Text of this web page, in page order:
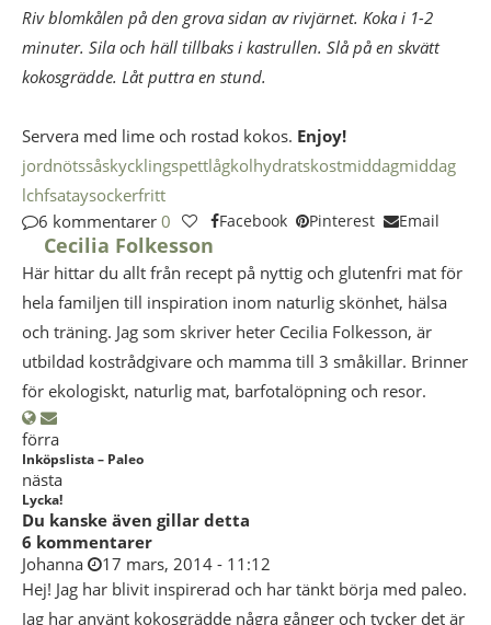
Riv blomkålen på den grova sidan av rivjärnet. Koka i 1-2
minuter. Sila och häll tillbaks i kastrullen. Slå på en skvätt
kokosgrädde. Låt puttra en stund.
Servera med lime och rostad kokos. Enjoy!
jordnötssåskycklingspettlågkolhydratskostmiddagmiddag
lchfsataysockerfritt
6 kommentarer 0 Facebook Pinterest Email
Cecilia Folkesson
Här hittar du allt från recept på nyttig och glutenfri mat för
hela familjen till inspiration inom naturlig skönhet, hälsa
och träning. Jag som skriver heter Cecilia Folkesson, är
utbildad kostrådgivare och mamma till 3 småkillar. Brinner
för ekologiskt, naturlig mat, barfotalöpning och resor.
förra
Inköpslista – Paleo
nästa
Lycka!
Du kanske även gillar detta
6 kommentarer
Johanna
17 mars, 2014 - 11:12
Hej! Jag har blivit inspirerad och har tänkt börja med paleo.
Jag har använt kokosgrädde några gånger och tycker det är